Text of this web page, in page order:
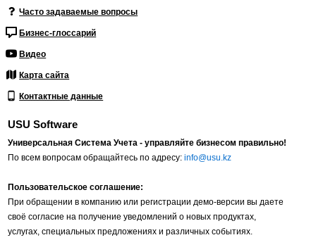
Часто задаваемые вопросы
Бизнес-глоссарий
Видео
Карта сайта
Контактные данные
USU Software
Универсальная Система Учета - управляйте бизнесом правильно!
По всем вопросам обращайтесь по адресу:info@usu.kz
Пользовательское соглашение:
При обращении в компанию или регистрации демо-версии вы даете
своё согласие на получение уведомлений о новых продуктах,
услугах, специальных предложениях и различных событиях.